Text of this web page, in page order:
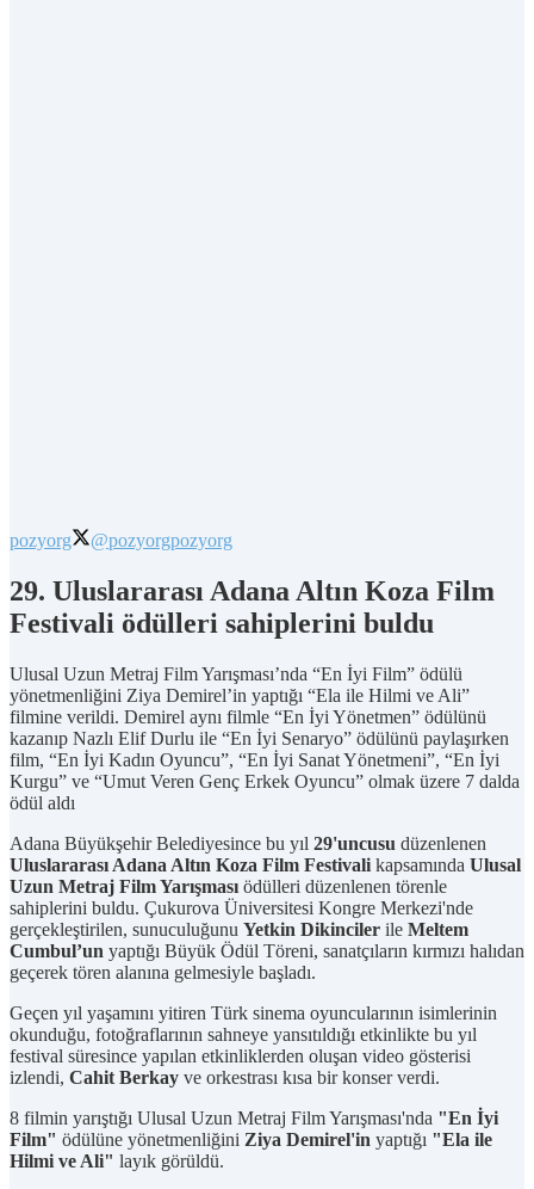
pozyorg @pozyorgpozyorg
29. Uluslararası Adana Altın Koza Film
Festivali ödülleri sahiplerini buldu
Ulusal Uzun Metraj Film Yarışması’nda “En İyi Film” ödülü
yönetmenliğini Ziya Demirel’in yaptığı “Ela ile Hilmi ve Ali”
filmine verildi. Demirel aynı filmle “En İyi Yönetmen” ödülünü
kazanıp Nazlı Elif Durlu ile “En İyi Senaryo” ödülünü paylaşırken
film, “En İyi Kadın Oyuncu”, “En İyi Sanat Yönetmeni”, “En İyi
Kurgu” ve “Umut Veren Genç Erkek Oyuncu” olmak üzere 7 dalda
ödül aldı
Adana Büyükşehir Belediyesince bu yıl 29'uncusu düzenlenen
Uluslararası Adana Altın Koza Film Festivali kapsamında Ulusal
Uzun Metraj Film Yarışması ödülleri düzenlenen törenle
sahiplerini buldu. Çukurova Üniversitesi Kongre Merkezi'nde
gerçekleştirilen, sunuculuğunu Yetkin Dikinciler ile Meltem
Cumbul’un yaptığı Büyük Ödül Töreni, sanatçıların kırmızı halıdan
geçerek tören alanına gelmesiyle başladı.
Geçen yıl yaşamını yitiren Türk sinema oyuncularının isimlerinin
okunduğu, fotoğraflarının sahneye yansıtıldığı etkinlikte bu yıl
festival süresince yapılan etkinliklerden oluşan video gösterisi
izlendi, Cahit Berkay ve orkestrası kısa bir konser verdi.
8 filmin yarıştığı Ulusal Uzun Metraj Film Yarışması'nda "En İyi
Film" ödülüne yönetmenliğini Ziya Demirel'in yaptığı "Ela ile
Hilmi ve Ali" layık görüldü.